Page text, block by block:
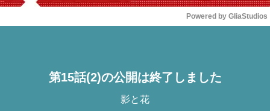
Powered by GliaStudios
第15話(2)の公開は終了しました
影と花